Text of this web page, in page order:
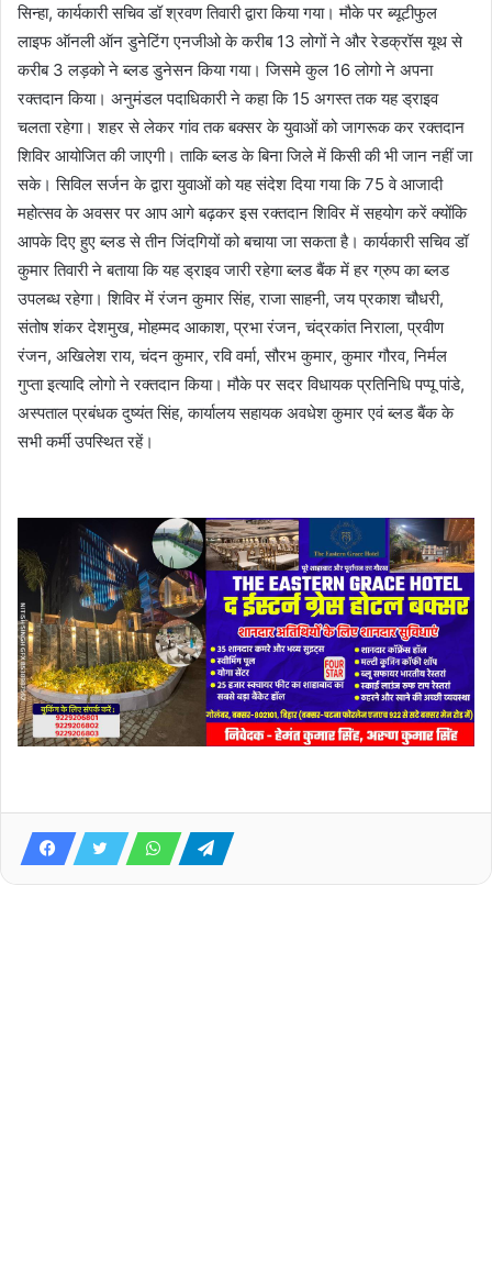
सिन्हा, कार्यकारी सचिव डॉ श्रवण तिवारी द्वारा किया गया। मौके पर ब्यूटीफुल
लाइफ ऑनली ऑन डुनेटिंग एनजीओ के करीब 13 लोगों ने और रेडक्रॉस यूथ से
करीब 3 लड़को ने ब्लड डुनेसन किया गया। जिसमे कुल 16 लोगो ने अपना
रक्तदान किया। अनुमंडल पदाधिकारी ने कहा कि 15 अगस्त तक यह ड्राइव
चलता रहेगा। शहर से लेकर गांव तक बक्सर के युवाओं को जागरूक कर रक्तदान
शिविर आयोजित की जाएगी। ताकि ब्लड के बिना जिले में किसी की भी जान नहीं जा
सके। सिविल सर्जन के द्वारा युवाओं को यह संदेश दिया गया कि 75 वे आजादी
महोत्सव के अवसर पर आप आगे बढ़कर इस रक्तदान शिविर में सहयोग करें क्योंकि
आपके दिए हुए ब्लड से तीन जिंदगियों को बचाया जा सकता है। कार्यकारी सचिव डॉ
कुमार तिवारी ने बताया कि यह ड्राइव जारी रहेगा ब्लड बैंक में हर ग्रुप का ब्लड
उपलब्ध रहेगा। शिविर में रंजन कुमार सिंह, राजा साहनी, जय प्रकाश चौधरी,
संतोष शंकर देशमुख, मोहम्मद आकाश, प्रभा रंजन, चंद्रकांत निराला, प्रवीण
रंजन, अखिलेश राय, चंदन कुमार, रवि वर्मा, सौरभ कुमार, कुमार गौरव, निर्मल
गुप्ता इत्यादि लोगो ने रक्तदान किया। मौके पर सदर विधायक प्रतिनिधि पप्पू पांडे,
अस्पताल प्रबंधक दुष्यंत सिंह, कार्यालय सहायक अवधेश कुमार एवं ब्लड बैंक के
सभी कर्मी उपस्थित रहें।